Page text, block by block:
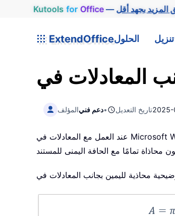
Kutools for Office
ExtendOfficeالحلول تنزيل
المؤلفدعم فني• تاريخ التعديل
عند العمل مع المعادلات في Microsoft Word، يمكن أن يُسهم إضافة التسميات التوضيحية في تعزيز وضوح المستند وتنظيمه. ومع ذلك، لا يوفّر Word طريقة مدمجة لإدراج تسمية